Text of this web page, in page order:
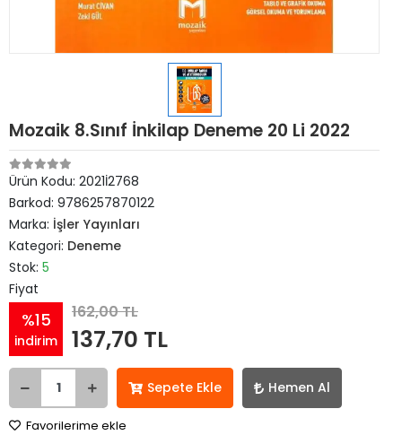
Mozaik 8.Sınıf İnkilap Deneme 20 Li 2022
Ürün Kodu: 2021İ2768
Barkod: 9786257870122
Marka: İşler Yayınları
Kategori: Deneme
Stok: 5
Fiyat
%15
indirim
162,00 TL
137,70 TL
Sepete Ekle Hemen Al
Favorilerime ekle